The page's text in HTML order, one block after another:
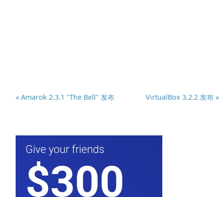
« Amarok 2.3.1 "The Bell" 发布 VirtualBox 3.2.2 发布 »